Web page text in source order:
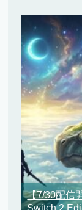
【7/30配信
Switch 2